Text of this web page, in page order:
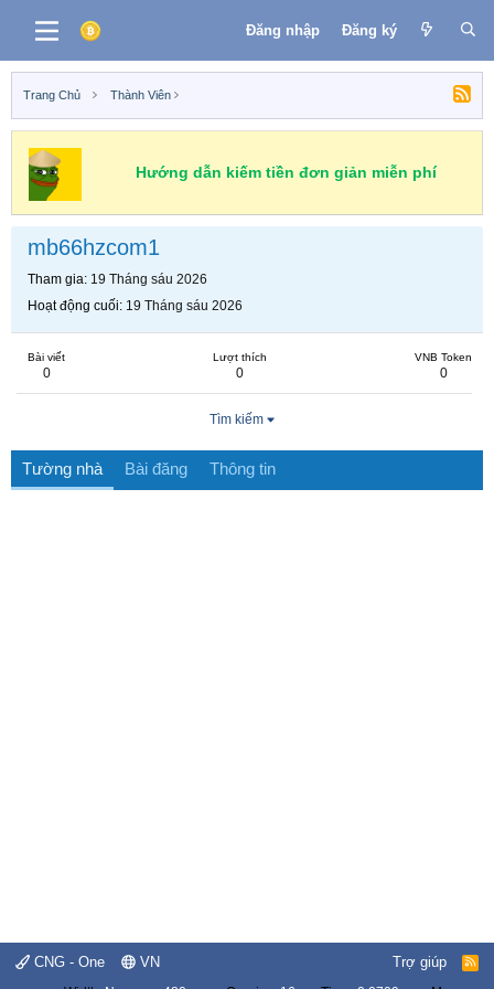
Đăng nhập Đăng ký
Trang Chủ Thành Viên
Hướng dẫn kiếm tiền đơn giản miễn phí
mb66hzcom1
Tham gia 19 Tháng sáu 2026
Hoạt động cuối 19 Tháng sáu 2026
Bài viết
0
Lượt thích
0
VNB Token
0
Tìm kiếm
Tường nhà Bài đăng Thông tin
CNG - One VN Trợ giúp
R